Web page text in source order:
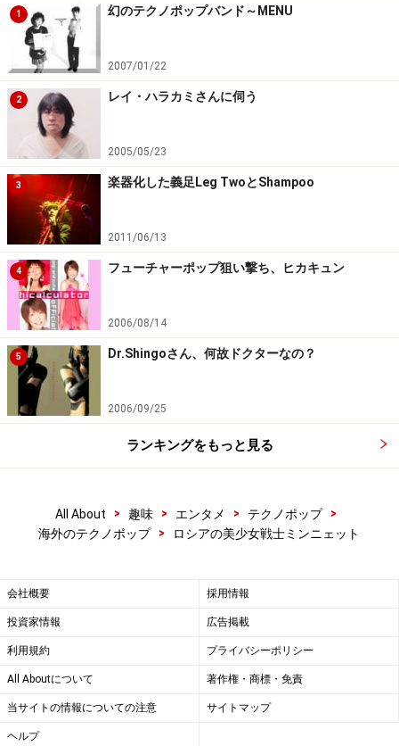
1 幻のテクノポップバンド～MENU
2007/01/22
2 レイ・ハラカミさんに伺う
2005/05/23
3 楽器化した義足Leg TwoとShampoo
2011/06/13
4 フューチャーポップ狙い撃ち、ヒカキュン
2006/08/14
5 Dr.Shingoさん、何故ドクターなの？
2006/09/25
ランキングをもっと見る
All About > 趣味 > エンタメ > テクノポップ
>
海外のテクノポップ
> ロシアの美少女戦士ミンニェット
会社概要 採用情報
投資家情報 広告掲載
利用規約 プライバシーポリシー
All Aboutについて 著作権・商標・免責
当サイトの情報についての注意 サイトマップ
ヘルプ